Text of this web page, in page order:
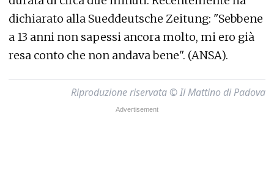
dichiarato alla Sueddeutsche Zeitung: "Sebbene
a 13 anni non sapessi ancora molto, mi ero già
resa conto che non andava bene". (ANSA).
Riproduzione riservata © Il Mattino di Padova